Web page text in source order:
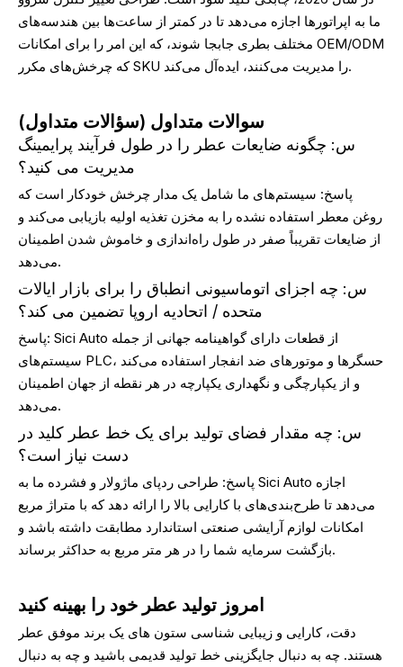
ما به اپراتورها اجازه می‌دهد تا در کمتر از ساعت‌ها بین هندسه‌های
مختلف بطری جابجا شوند، که این امر را برای امکانات OEM/ODM
که چرخش‌های مکرر SKU را مدیریت می‌کنند، ایده‌آل می‌کند.
سوالات متداول (سؤالات متداول)
س: چگونه ضایعات عطر را در طول فرآیند پرایمینگ
مدیریت می کنید؟
پاسخ: سیستم‌های ما شامل یک مدار چرخش خودکار است که
روغن معطر استفاده نشده را به مخزن تغذیه اولیه بازیابی می‌کند و
از ضایعات تقریباً صفر در طول راه‌اندازی و خاموش شدن اطمینان
می‌دهد.
س: چه اجزای اتوماسیونی انطباق را برای بازار ایالات
متحده / اتحادیه اروپا تضمین می کند؟
پاسخ: Sici Auto از قطعات دارای گواهینامه جهانی از جمله
سیستم‌های PLC، حسگرها و موتورهای ضد انفجار استفاده می‌کند
و از یکپارچگی و نگهداری یکپارچه در هر نقطه از جهان اطمینان
می‌دهد.
س: چه مقدار فضای تولید برای یک خط عطر کلید در
دست نیاز است؟
پاسخ: طراحی ردپای ماژولار و فشرده ما به Sici Auto اجازه
می‌دهد تا طرح‌بندی‌های با کارایی بالا را ارائه دهد که با متراژ مربع
امکانات لوازم آرایشی صنعتی استاندارد مطابقت داشته باشد و
بازگشت سرمایه شما را در هر متر مربع به حداکثر برساند.
امروز تولید عطر خود را بهینه کنید
دقت، کارایی و زیبایی شناسی ستون های یک برند موفق عطر
هستند. چه به دنبال جایگزینی خط تولید قدیمی باشید و چه به دنبال